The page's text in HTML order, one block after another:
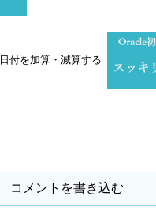
日付を加算・減算する
コメントを書き込む